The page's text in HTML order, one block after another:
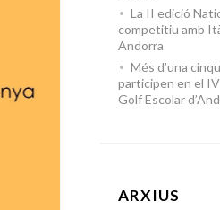
La II edició
competitiu amb
Andorra
Més d’una
participen en el
Golf Escolar
ARXIUS